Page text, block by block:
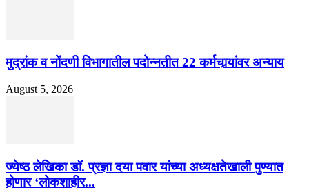
मुद्रांक व नोंदणी विभागातील पदोन्नतीत 22 कर्मचार्‍यांवर अन्याय
August 5, 2026
ज्येष्ठ लेखिका डॉ. प्रज्ञा दया पवार यांच्या अध्यक्षतेखाली पुण्यात
होणार ‘लोकशाहीर...